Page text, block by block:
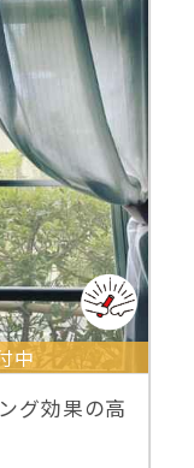
中
グ効果の高